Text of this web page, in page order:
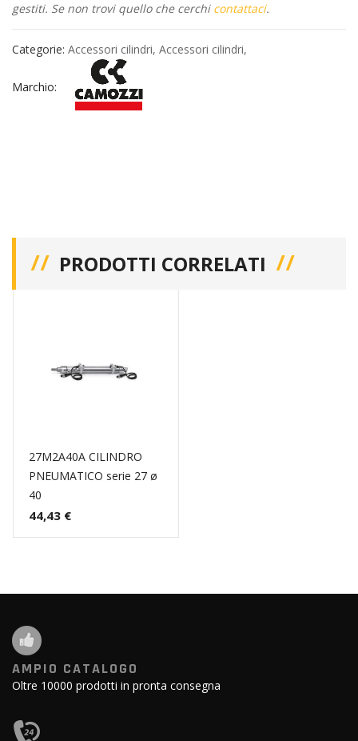
gestiti. Se non trovi quello che cerchi contattaci.
Categorie: Accessori cilindri, Accessori cilindri,
Marchio:
PRODOTTI CORRELATI
27M2A40A CILINDRO
PNEUMATICO serie 27 ø
40
44,43 €
AMPIO CATALOGO
Oltre 10000 prodotti in pronta consegna